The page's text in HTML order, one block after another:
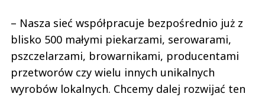
– Nasza sieć współpracuje bezpośrednio już z
blisko 500 małymi piekarzami, serowarami,
pszczelarzami, browarnikami, producentami
przetworów czy wielu innych unikalnych
wyrobów lokalnych. Chcemy dalej rozwijać ten